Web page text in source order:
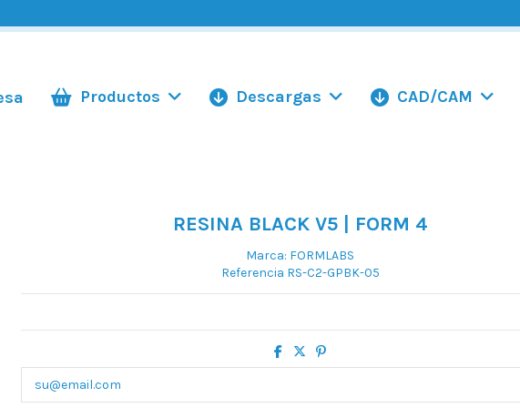
Productos Descargas CAD/CAM
RESINA BLACK V5 | FORM 4
Marca: FORMLABS
Referencia RS-C2-GPBK-05